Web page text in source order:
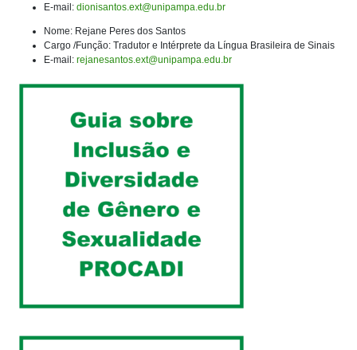
E-mail: dionisantos.ext@unipampa.edu.br
Nome: Rejane Peres dos Santos
Cargo /Função: Tradutor e Intérprete da Língua Brasileira de Sinais
E-mail: rejanesantos.ext@unipampa.edu.br